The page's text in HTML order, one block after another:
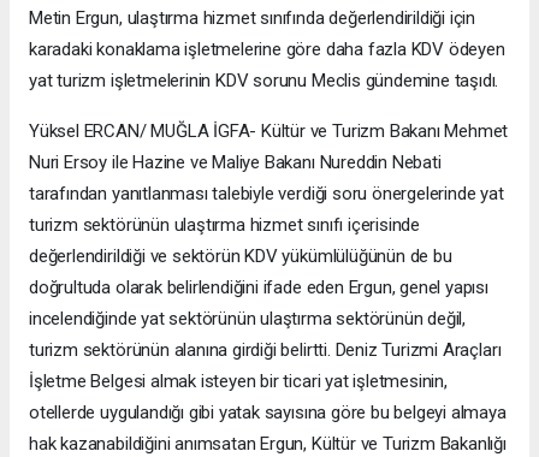
Metin Ergun, ulaştırma hizmet sınıfında değerlendirildiği için
karadaki konaklama işletmelerine göre daha fazla KDV ödeyen
yat turizm işletmelerinin KDV sorunu Meclis gündemine taşıdı.
Yüksel ERCAN/ MUĞLA İGFA- Kültür ve Turizm Bakanı Mehmet
Nuri Ersoy ile Hazine ve Maliye Bakanı Nureddin Nebati
tarafından yanıtlanması talebiyle verdiği soru önergelerinde yat
turizm sektörünün ulaştırma hizmet sınıfı içerisinde
değerlendirildiği ve sektörün KDV yükümlülüğünün de bu
doğrultuda olarak belirlendiğini ifade eden Ergun, genel yapısı
incelendiğinde yat sektörünün ulaştırma sektörünün değil,
turizm sektörünün alanına girdiği belirtti. Deniz Turizmi Araçları
İşletme Belgesi almak isteyen bir ticari yat işletmesinin,
otellerde uygulandığı gibi yatak sayısına göre bu belgeyi almaya
hak kazanabildiğini anımsatan Ergun, Kültür ve Turizm Bakanlığı